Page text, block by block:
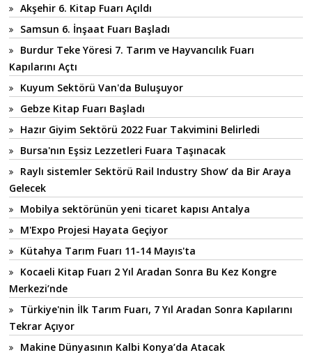
Akşehir 6. Kitap Fuarı Açıldı
Samsun 6. İnşaat Fuarı Başladı
Burdur Teke Yöresi 7. Tarım ve Hayvancılık Fuarı
Kapılarını Açtı
Kuyum Sektörü Van'da Buluşuyor
Gebze Kitap Fuarı Başladı
Hazır Giyim Sektörü 2022 Fuar Takvimini Belirledi
Bursa'nın Eşsiz Lezzetleri Fuara Taşınacak
Raylı sistemler Sektörü Rail Industry Show’ da Bir Araya
Gelecek
Mobilya sektörünün yeni ticaret kapısı Antalya
M'Expo Projesi Hayata Geçiyor
Kütahya Tarım Fuarı 11-14 Mayıs'ta
Kocaeli Kitap Fuarı 2 Yıl Aradan Sonra Bu Kez Kongre
Merkezi’nde
Türkiye'nin İlk Tarım Fuarı, 7 Yıl Aradan Sonra Kapılarını
Tekrar Açıyor
Makine Dünyasının Kalbi Konya’da Atacak